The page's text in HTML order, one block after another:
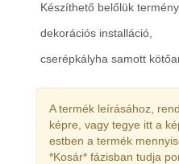
Készíthető belőlük
dekorációs installáció,
cserépkályha samott
A termék leírásához,
képre, vagy tegye itt a
estben a termék
*Kosár* fázisban tudja